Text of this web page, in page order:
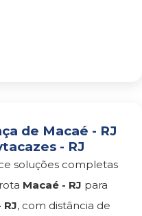
de Macaé - RJ
- RJ
soluções completas
Macaé - RJ para
, com distância de